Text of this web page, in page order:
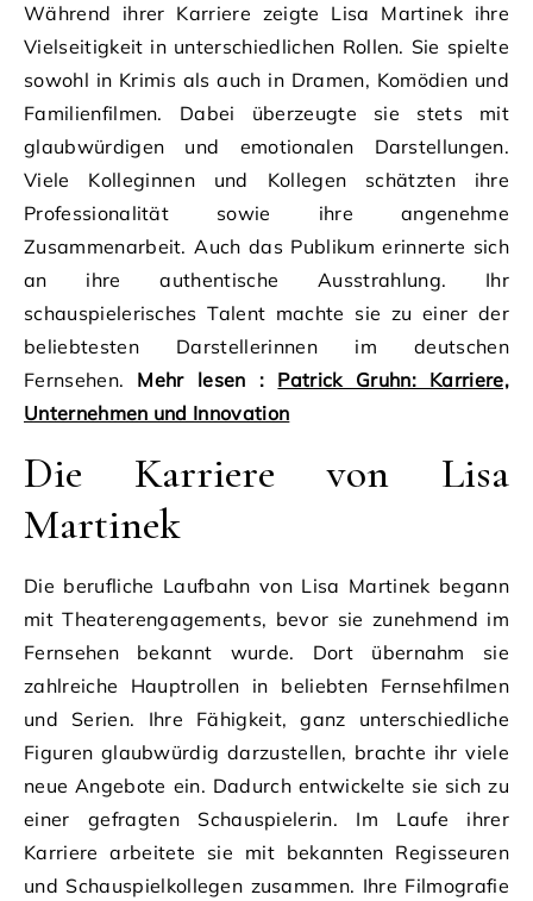
Während ihrer Karriere zeigte Lisa Martinek ihre
Vielseitigkeit in unterschiedlichen Rollen. Sie spielte
sowohl in Krimis als auch in Dramen, Komödien und
Familienfilmen. Dabei überzeugte sie stets mit
glaubwürdigen und emotionalen Darstellungen.
Viele Kolleginnen und Kollegen schätzten ihre
Professionalität sowie ihre angenehme
Zusammenarbeit. Auch das Publikum erinnerte sich
an ihre authentische Ausstrahlung. Ihr
schauspielerisches Talent machte sie zu einer der
beliebtesten Darstellerinnen im deutschen
Fernsehen. Mehr lesen : Patrick Gruhn: Karriere,
Unternehmen und Innovation
Die Karriere von Lisa
Martinek
Die berufliche Laufbahn von Lisa Martinek begann
mit Theaterengagements, bevor sie zunehmend im
Fernsehen bekannt wurde. Dort übernahm sie
zahlreiche Hauptrollen in beliebten Fernsehfilmen
und Serien. Ihre Fähigkeit, ganz unterschiedliche
Figuren glaubwürdig darzustellen, brachte ihr viele
neue Angebote ein. Dadurch entwickelte sie sich zu
einer gefragten Schauspielerin. Im Laufe ihrer
Karriere arbeitete sie mit bekannten Regisseuren
und Schauspielkollegen zusammen. Ihre Filmografie